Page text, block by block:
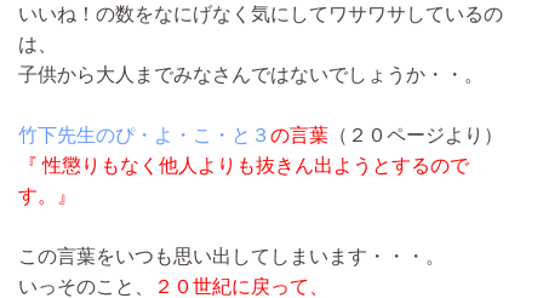
いいね！の数をなにげなく気にしてワサワサしているの
は、
子供から大人までみなさんではないでしょうか・・。
竹下先生のぴ・よ・こ・と３ の言葉 （２０ページより）
『 性懲りもなく他人よりも抜きん出ようとするので
す。』
この言葉をいつも思い出してしまいます・・・。
いっそのこと、
２０世紀に戻って、